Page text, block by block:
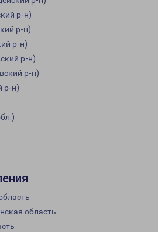
р-н)
р-н)
р-н)
р-н)
р-н)
р-н)
область